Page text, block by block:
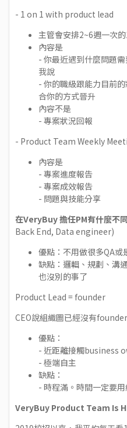
- 1 on 1 with product lead
主管會安排2~6週一次
內容是
- 你最近遇到什麼問題
我說
- 你的職級跟能力目前
合你的方式晉升
內容不是
- 專案狀況回報
- Product Team Weekly
內容是
- 專案進度報告
- 專案成效報告
- 問題與技能分享
在VeryBuy 擔任PM有什麼不同
Back End, Data engineer)
優點：不用做很多QA或
缺點：邏輯、規劃、溝
也沒別的事了
Product Lead = founder
CEO說組織圖已經沒有
優點：
- 近距離接觸business
- 極端自主
缺點：
- 時程滿。時間一定要
VeryBuy Product Team Is